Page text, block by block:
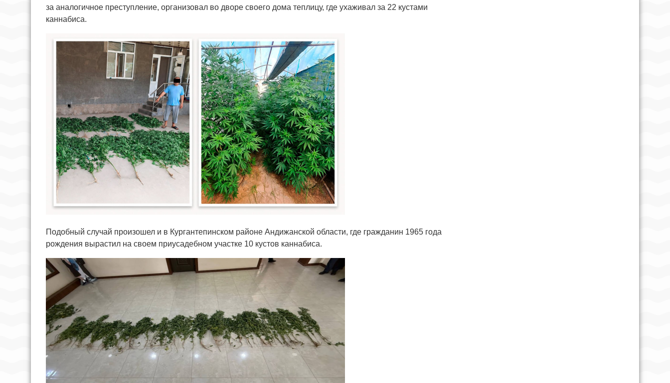
за аналогичное преступление, организовал во дворе своего дома теплицу, где ухаживал за 22 кустами
каннабиса.
Подобный случай произошел и в Кургантепинском районе Андижанской области, где гражданин 1965 года
рождения вырастил на своем приусадебном участке 10 кустов каннабиса.